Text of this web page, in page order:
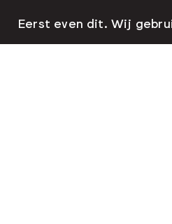
Eerst even dit. Wij